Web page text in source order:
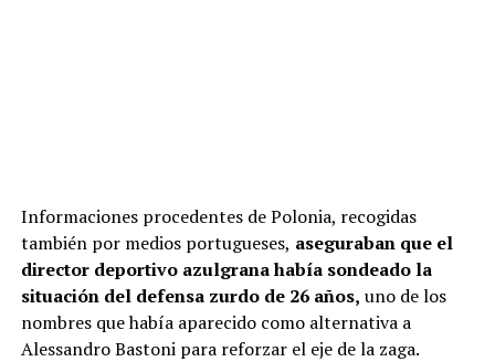
Informaciones procedentes de Polonia, recogidas
también por medios portugueses, aseguraban que el
director deportivo azulgrana había sondeado la
situación del defensa zurdo de 26 años, uno de los
nombres que había aparecido como alternativa a
Alessandro Bastoni para reforzar el eje de la zaga.